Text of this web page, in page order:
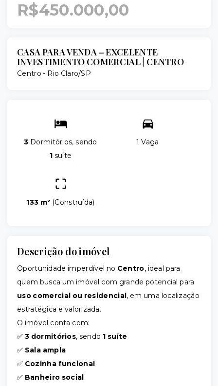
R$450.000,00
CASA PARA VENDA – EXCELENTE
INVESTIMENTO COMERCIAL | CENTRO
Centro - Rio Claro/SP
3 Dormitórios, sendo
1 suíte
1 Vaga
133 m² (Construída)
Descrição do imóvel
Oportunidade imperdível no Centro, ideal para
quem busca um imóvel com grande potencial para
uso comercial ou residencial , em uma localização
estratégica e valorizada.
O imóvel conta com:
✅ 3 dormitórios, sendo 1 suíte
✅ Sala ampla
✅ Cozinha funcional
✅ Banheiro social